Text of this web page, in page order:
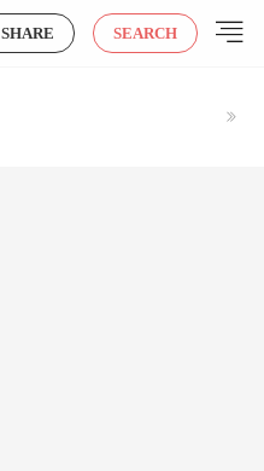
SHARE SEARCH